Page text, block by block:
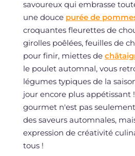
savoureux qui embrasse
une douce purée de
croquantes fleurettes de
girolles poêlées, feuilles de
pour finir, miettes de
le poulet automnal, vous
légumes typiques de la
jour encore plus appétissant
gourmet n'est pas
des saveurs automnales,
expression de créativité
tous !